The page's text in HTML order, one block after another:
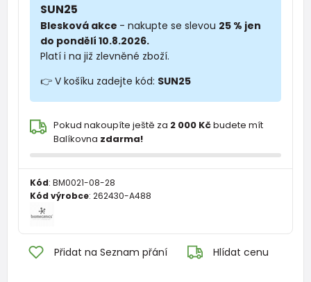
SUN25
Blesková akce - nakupte se slevou 25 % jen
do pondělí 10.8.2026.
Platí i na již zlevněné zboží.
👉 V košíku zadejte kód: SUN25
Pokud nakoupíte ještě za 2 000 Kčbudete mít
Balíkovna zdarma!
Kód: BM0021-08-28
Kód výrobce: 262430-A488
Přidat na Seznam přání Hlídat cenu